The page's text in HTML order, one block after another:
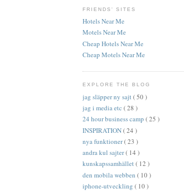
FRIENDS' SITES
Hotels Near Me
Motels Near Me
Cheap Hotels Near Me
Cheap Motels Near Me
EXPLORE THE BLOG
jag släpper ny sajt( 50 )
jag i media etc ( 28 )
24 hour business camp ( 25 )
INSPIRATION( 24 )
nya funktioner( 23 )
andra kul sajter( 14 )
kunskapssamhället( 12 )
den mobila webben ( 10 )
iphone-utveckling ( 10 )